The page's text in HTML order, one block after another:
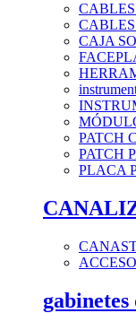
CAJA
PATCH
PATCH
PLACA